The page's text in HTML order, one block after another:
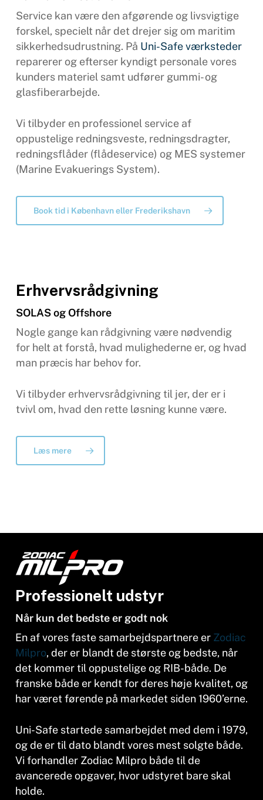
Service kan være den afgørende og livsvigtige
forskel, specielt når det drejer sig om maritim
sikkerhedsudrustning. På Uni-Safe værksteder
reparerer og efterser kyndigt personale vores
kunders materiel samt udfører gummi- og
glasfiberarbejde.
Vi tilbyder en professionel service af
oppustelige redningsveste, redningsdragter,
redningsflåder (flådeservice) og MES systemer
(Marine Evakuerings System).
Book tid i København eller Frederikshavn
Erhvervsrådgivning
SOLAS og Offshore
Nogle gange kan rådgivning være nødvendig
for helt at forstå, hvad mulighederne er, og hvad
man præcis har behov for.
Vi tilbyder erhvervsrådgivning til jer, der er i
tvivl om, hvad den rette løsning kunne være.
Læs mere
Professionelt udstyr
Når kun det bedste er godt nok
En af vores faste samarbejdspartnere er Zodiac
Milpro, der er blandt de største og bedste, når
det kommer til oppustelige og RIB-både. De
franske både er kendt for deres høje kvalitet, og
har været førende på markedet siden 1960’erne.
Uni-Safe startede samarbejdet med dem i 1979,
og de er til dato blandt vores mest solgte både.
Vi forhandler Zodiac Milpro både til de
avancerede opgaver, hvor udstyret bare skal
holde.